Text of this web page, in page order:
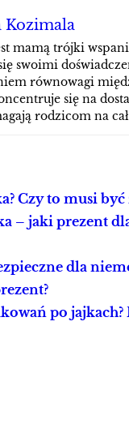
Kozimala
mamą trójki
swoimi
równowagi
się na
rodzicom na
Czy to musi być
– jaki prezent
dla
po jajkach?